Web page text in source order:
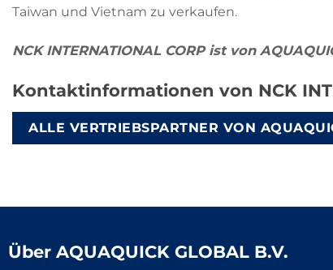
Taiwan und Vietnam zu verkaufen.
NCK INTERNATIONAL CORP ist von
Kontaktinformationen von NCK
ALLE VERTRIEBSPARTNER VON
Über AQUAQUICK GLOBAL B.V.